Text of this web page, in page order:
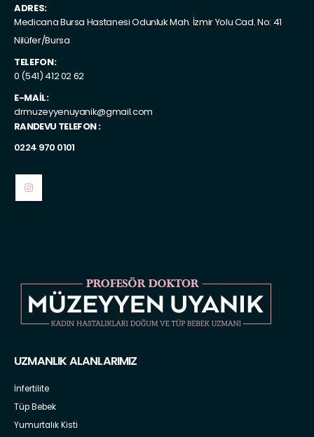
ADRES:
Medicana Bursa Hastanesi Odunluk Mah. İzmir Yolu Cad. No: 41
Nilüfer/Bursa
TELEFON:
0 (541) 412 02 62
E-MAIL:
drmuzeyyenuyanik@gmail.com
RANDEVU TELEFON :
0224 970 0101
UZMANLIK ALANLARIMIZ
İnfertilite
Tüp Bebek
Yumurtalık Kisti